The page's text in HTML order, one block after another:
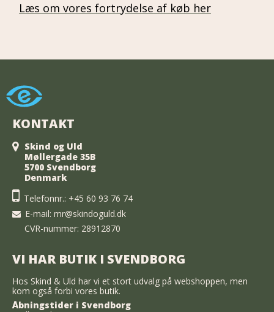
Læs om vores fortrydelse af køb her
KONTAKT
Skind og Uld
Møllergade 35B
5700 Svendborg
Denmark
Telefonnr.: +45 60 93 76 74
E-mail: mr@skindoguld.dk
CVR-nummer: 28912870
VI HAR BUTIK I SVENDBORG
Hos Skind & Uld har vi et stort udvalg på webshoppen, men
kom også forbi vores butik.
Åbningstider i Svendborg